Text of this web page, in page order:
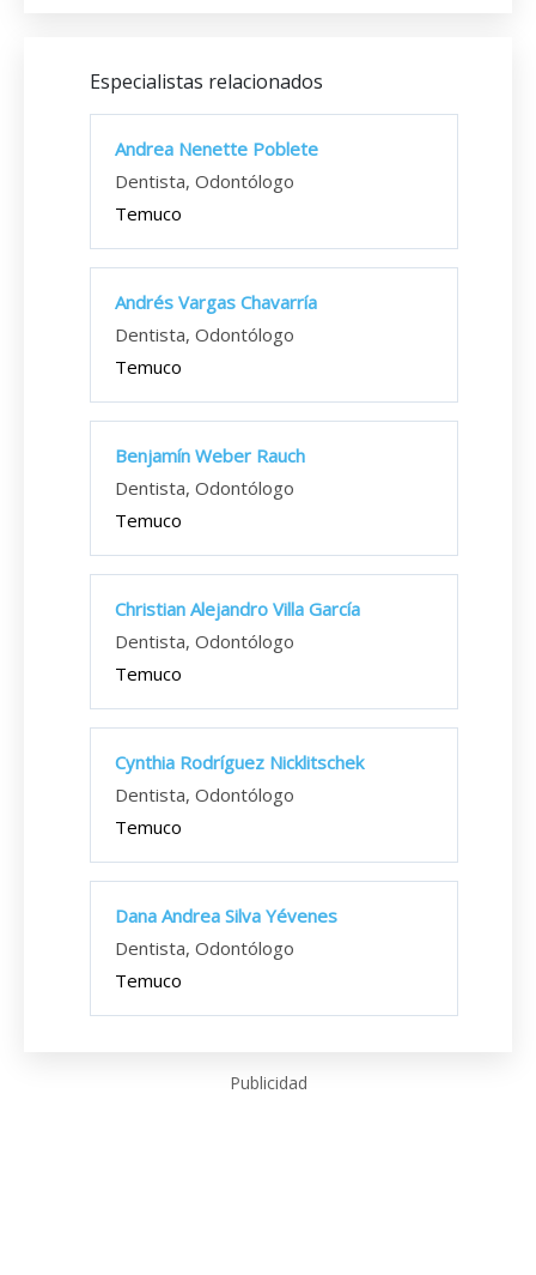
Especialistas relacionados
Andrea Nenette Poblete
Dentista, Odontólogo
Temuco
Andrés Vargas Chavarría
Dentista, Odontólogo
Temuco
Benjamín Weber Rauch
Dentista, Odontólogo
Temuco
Christian Alejandro Villa García
Dentista, Odontólogo
Temuco
Cynthia Rodríguez Nicklitschek
Dentista, Odontólogo
Temuco
Dana Andrea Silva Yévenes
Dentista, Odontólogo
Temuco
Publicidad